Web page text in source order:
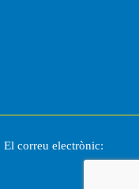
El correu electrònic: